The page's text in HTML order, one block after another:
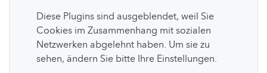
Diese Plugins sind ausgeblendet, weil Sie
Cookies im Zusammenhang mit sozialen
Netzwerken abgelehnt haben. Um sie zu
sehen, ändern Sie bitte Ihre Einstellungen.